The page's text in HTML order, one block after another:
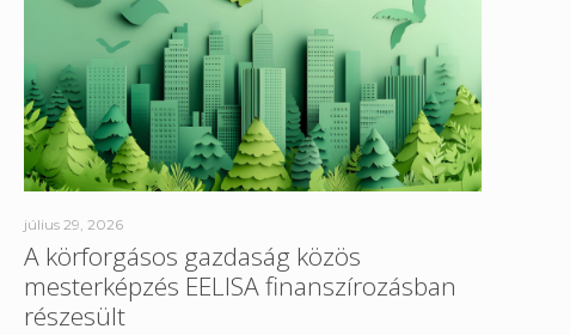
július 29, 2026
A körforgásos gazdaság közös
mesterképzés EELISA finanszírozásban
részesült